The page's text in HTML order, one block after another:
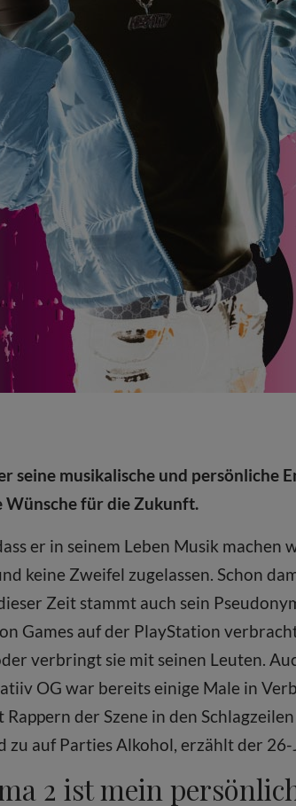
seine musikalische und persönliche
Wünsche für die Zukunft.
er in seinem Leben Musik machen
keine Zweifel zugelassen. Schon
Zeit stammt auch sein
Games auf der PlayStation
verbringt sie mit seinen Leuten.
OG war bereits einige Male in
der Szene in den
auf Parties Alkohol, erzählt der 26-
2 ist mein